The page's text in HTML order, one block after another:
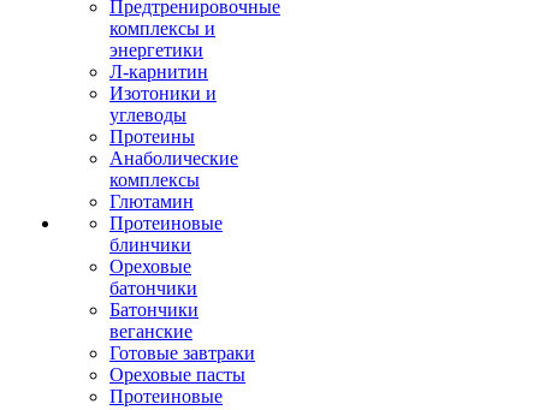
Предтренировочные
комплексы и
энергетики
Л-карнитин
Изотоники и
углеводы
Протеины
Анаболические
комплексы
Глютамин
Протеиновые
блинчики
Ореховые
батончики
Батончики
веганские
Готовые завтраки
Ореховые пасты
Протеиновые